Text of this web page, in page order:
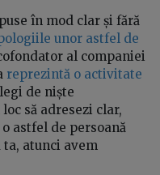
în mod clar și fără
unor astfel de
al companiei
reprezintă o activitate
de niște
să adresezi clar,
astfel de persoană
atunci avem